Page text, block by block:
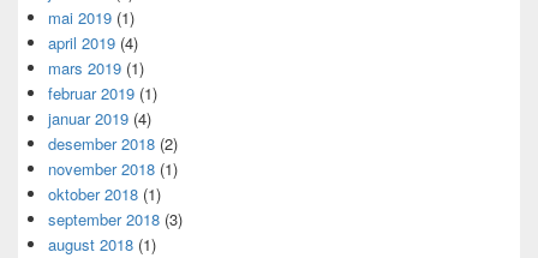
mai 2019 (1)
april 2019 (4)
mars 2019 (1)
februar 2019 (1)
januar 2019 (4)
desember 2018 (2)
november 2018 (1)
oktober 2018 (1)
september 2018 (3)
august 2018 (1)